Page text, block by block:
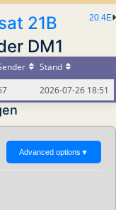
20.4E
21B
DM1
Stand
2026-07-26 18:51
Advanced options ▼